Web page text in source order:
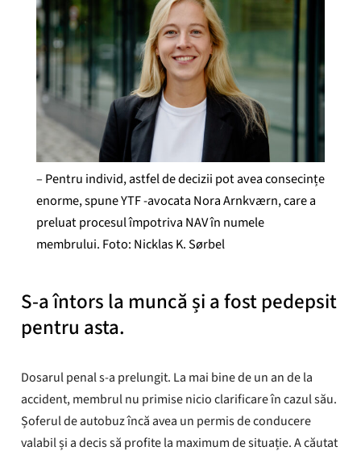
– Pentru individ, astfel de decizii pot avea consecințe
enorme, spune YTF -avocata Nora Arnkværn, care a
preluat procesul împotriva NAV în numele
membrului. Foto: Nicklas K. Sørbel
S-a întors la muncă și a fost pedepsit
pentru asta.
Dosarul penal s-a prelungit. La mai bine de un an de la
accident, membrul nu primise nicio clarificare în cazul său.
Șoferul de autobuz încă avea un permis de conducere
valabil și a decis să profite la maximum de situație. A căutat